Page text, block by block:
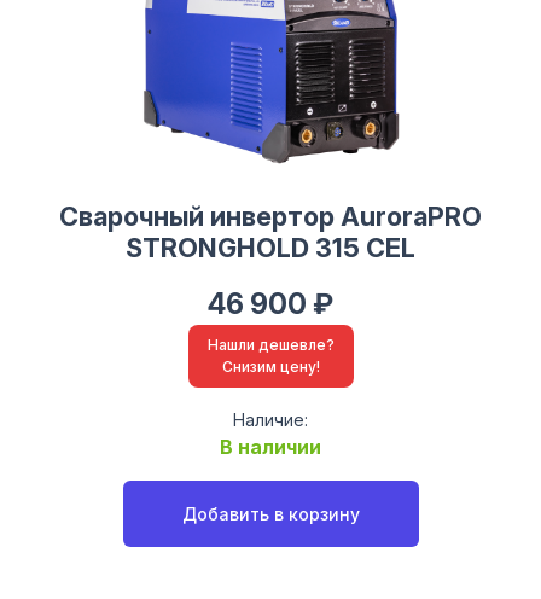
Cварочный инвертор AuroraPRO
STRONGHOLD 315 CEL
46 900 ₽
Нашли дешевле?
Снизим цену!
Наличие:
В наличии
Добавить в корзину